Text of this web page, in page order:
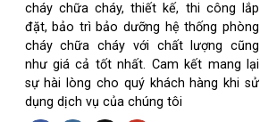
cháy chữa cháy, thiết kế, thi công lắp
đặt, bảo trì bảo dưỡng hệ thống phòng
cháy chữa cháy với chất lượng cũng
như giá cả tốt nhất. Cam kết mang lại
sự hài lòng cho quý khách hàng khi sử
dụng dịch vụ của chúng tôi